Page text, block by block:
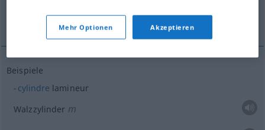
Walzzylinder...
Beispiele
cylindre lamineur
Walzzylinder m
Mehr Optionen Akzeptieren